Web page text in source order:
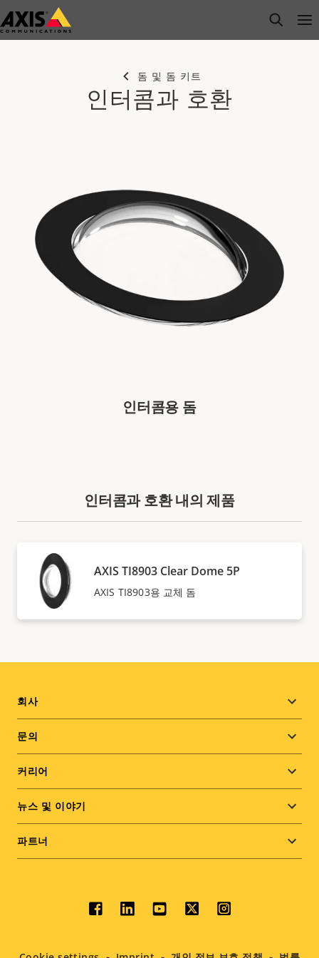
주
요
open
돔 및 돔 키트
인터콤과 호환
인터콤용 돔
인터콤과 호환 내의 제품
AXIS TI8903 Clear Dome 5P
AXIS TI8903용 교체 돔
Footer
menu
회사
문의
커리어
뉴스 및 이야기
파트너
Social
menu